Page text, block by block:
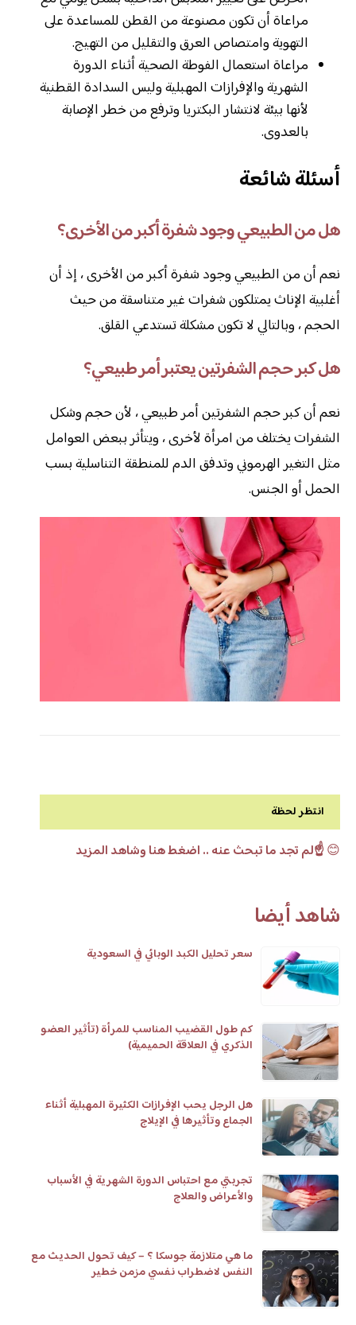
مراعاة أن تكون مصنوعة من القطن للمساعدة على
التهوية وامتصاص العرق والتقليل من التهيج.
مراعاة استعمال الفوطة الصحية أثناء الدورة
الشهرية والإفرازات المهبلية وليس السدادة القطنية
لأنها بيئة لانتشار البكتريا وترفع من خطر الإصابة
بالعدوى.
أسئلة شائعة
هل من الطبيعي وجود شفرة أكبر من الأخرى؟
نعم أن من الطبيعي وجود شفرة أكبر من الأخرى ، إذ أن
أغلبية الإناث يمتلكون شفرات غير متناسقة من حيث
الحجم ، وبالتالي لا تكون مشكلة تستدعي القلق.
هل كبر حجم الشفرتين يعتبر أمر طبيعي؟
نعم أن كبر حجم الشفرتين أمر طبيعي ، لأن حجم وشكل
الشفرات يختلف من امرأة لأخرى ، ويتأثر ببعض العوامل
مثل التغير الهرموني وتدفق الدم للمنطقة التناسلية بسب
الحمل أو الجنس.
انتظر لحظة
😊☝️لم تجد ما تبحث عنه .. اضغط هنا وشاهد المزيد
شاهد أيضا
سعر تحليل الكبد الوبائي في السعودية
كم طول القضيب المناسب للمرأة (تأثير العضو
الذكري في العلاقة الحميمية)
هل الرجل يحب الإفرازات الكثيرة المهبلية أثناء
الجماع وتأثيرها في الإيلاج
تجربتي مع احتباس الدورة الشهرية في الأسباب
والأعراض والعلاج
ما هي متلازمة جوسكا ؟ – كيف تحول الحديث مع
النفس لاضطراب نفسي مزمن خطير